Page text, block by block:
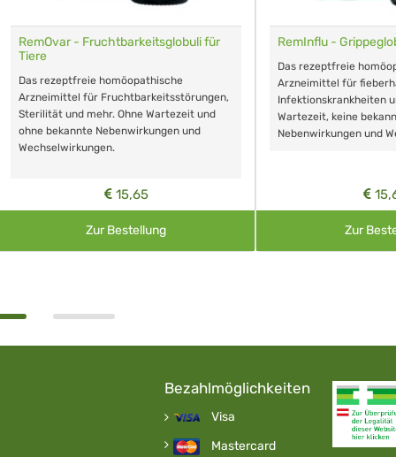
RemOvar - Fruchtbarkeitsglobuli für
Tiere
Das rezeptfreie homöopathische
Arzneimittel für Fruchtbarkeitsstörungen,
Sterilität und mehr. Ohne Wartezeit und
ohne bekannte Nebenwirkungen und
Wechselwirkungen.
15,65
Zur Bestellung
RemInflu -
Das rezeptfreie
Arzneimittel für
Infektionskrankheiten
Wartezeit, keine
Nebenwirkungen und
Zur
Bezahlmöglichkeiten
Visa
Mastercard